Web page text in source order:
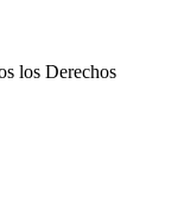
los Derechos